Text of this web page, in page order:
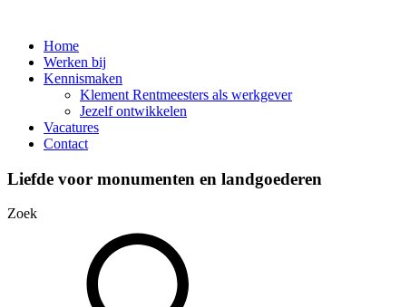
Home
Werken bij
Kennismaken
Klement Rentmeesters als werkgever
Jezelf ontwikkelen
Vacatures
Contact
Liefde voor monumenten en landgoederen
Zoek